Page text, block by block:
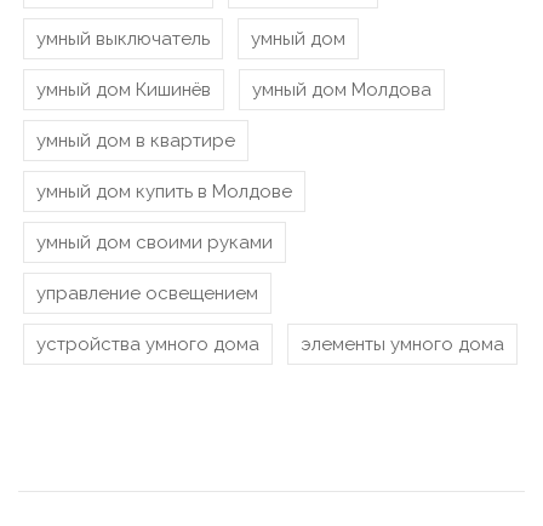
умный выключатель умный дом
умный дом Кишинёв умный дом Молдова
умный дом в квартире
умный дом купить в Молдове
умный дом своими руками
управление освещением
устройства умного дома элементы умного дома